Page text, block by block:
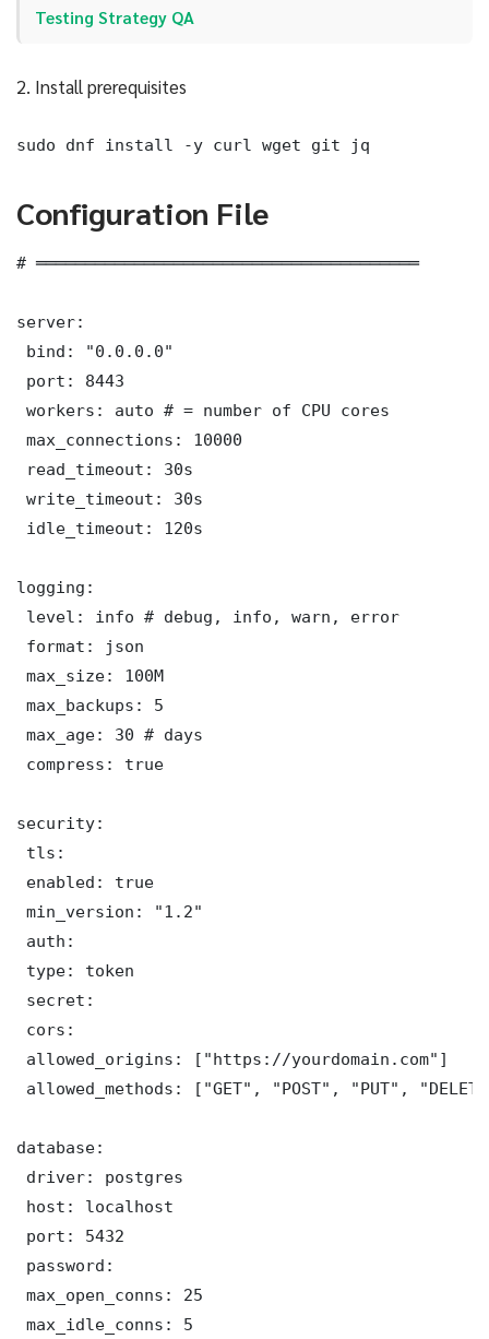
Testing Strategy QA
2. Install prerequisites
sudo dnf install -y curl wget git jq
Configuration File
# ═══════════════════════════════════════
server:
bind: "0.0.0.0"
port: 8443
workers: auto # = number of CPU cores
max_connections: 10000
read_timeout: 30s
write_timeout: 30s
idle_timeout: 120s
logging:
level: info # debug, info, warn, error
format: json
max_size: 100M
max_backups: 5
max_age: 30 # days
compress: true
security:
tls:
enabled: true
min_version: "1.2"
auth:
type: token
secret:
cors:
allowed_origins: ["https://yourdomain.com"]
allowed_methods: ["GET", "POST", "PUT",
database:
driver: postgres
host: localhost
port: 5432
password:
max_open_conns: 25
max_idle_conns: 5